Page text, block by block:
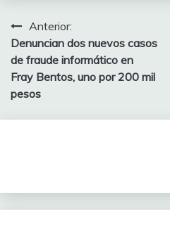
Navegación
de
entradas
Anterior:
Denuncian dos nuevos casos
de fraude informático en
Fray Bentos, uno por 200 mil
pesos